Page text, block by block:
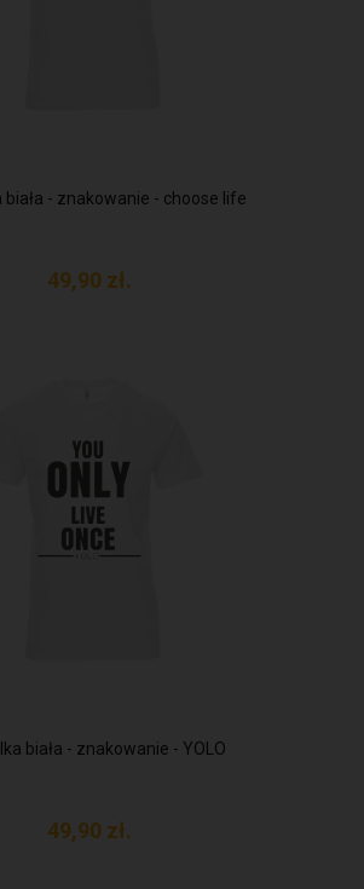
biała - znakowanie - choose life
49,90 zł.
biała - znakowanie - YOLO
49,90 zł.